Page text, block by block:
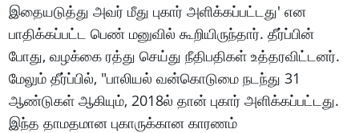
இதையடுத்து அவர் மீது புகார் அளிக்கப்பட்டது' என
பாதிக்கப்பட்ட பெண் மனுவில் கூறியிருந்தார். தீர்ப்பின்
போது, ​​வழக்கை ரத்து செய்து நீதிபதிகள் உத்தரவிட்டனர்.
மேலும் தீர்ப்பில், "பாலியல் வன்கொடுமை நடந்து 31
ஆண்டுகள் ஆகியும், 2018ல் தான் புகார் அளிக்கப்பட்டது.
இந்த தாமதமான புகாருக்கான காரணம்